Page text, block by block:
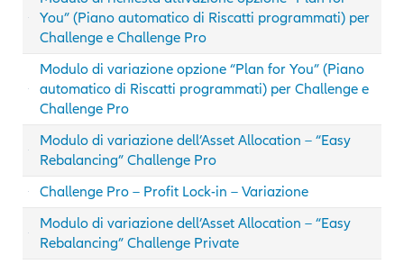
You” (Piano automatico di Riscatti programmati) per
Challenge e Challenge Pro
Modulo di variazione opzione “Plan for You” (Piano
automatico di Riscatti programmati) per Challenge e
Challenge Pro
Modulo di variazione dell’Asset Allocation – “Easy
Rebalancing” Challenge Pro
Challenge Pro – Profit Lock-in – Variazione
Modulo di variazione dell’Asset Allocation – “Easy
Rebalancing” Challenge Private